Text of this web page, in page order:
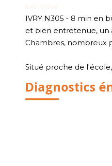
IVRY N305 - 8 min en
et bien entretenue, un
Chambres, nombreux
Situé proche de
Diagnostics